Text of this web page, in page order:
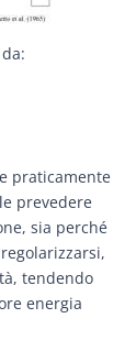
praticamente
prevedere
sia perché
tendendo
energia